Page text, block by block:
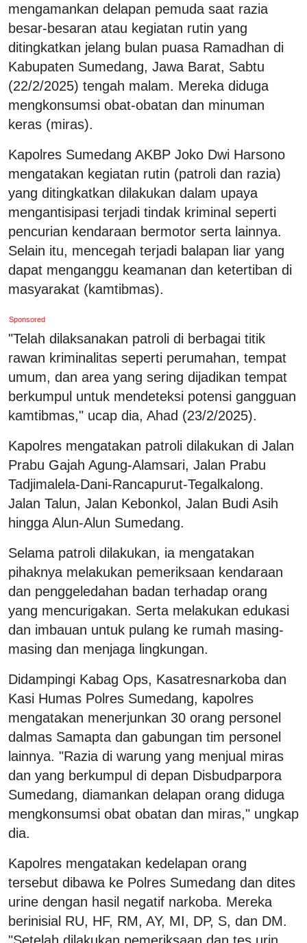
mengamankan delapan pemuda saat razia
besar-besaran atau kegiatan rutin yang
ditingkatkan jelang bulan puasa Ramadhan di
Kabupaten Sumedang, Jawa Barat, Sabtu
(22/2/2025) tengah malam. Mereka diduga
mengkonsumsi obat-obatan dan minuman
keras (miras).
Kapolres Sumedang AKBP Joko Dwi Harsono
mengatakan kegiatan rutin (patroli dan razia)
yang ditingkatkan dilakukan dalam upaya
mengantisipasi terjadi tindak kriminal seperti
pencurian kendaraan bermotor serta lainnya.
Selain itu, mencegah terjadi balapan liar yang
dapat menganggu keamanan dan ketertiban di
masyarakat (kamtibmas).
Sponsored
"Telah dilaksanakan patroli di berbagai titik
rawan kriminalitas seperti perumahan, tempat
umum, dan area yang sering dijadikan tempat
berkumpul untuk mendeteksi potensi gangguan
kamtibmas," ucap dia, Ahad (23/2/2025).
Kapolres mengatakan patroli dilakukan di Jalan
Prabu Gajah Agung-Alamsari, Jalan Prabu
Tadjimalela-Dani-Rancapurut-Tegalkalong.
Jalan Talun, Jalan Kebonkol, Jalan Budi Asih
hingga Alun-Alun Sumedang.
Selama patroli dilakukan, ia mengatakan
pihaknya melakukan pemeriksaan kendaraan
dan penggeledahan badan terhadap orang
yang mencurigakan. Serta melakukan edukasi
dan imbauan untuk pulang ke rumah masing-
masing dan menjaga lingkungan.
Didampingi Kabag Ops, Kasatresnarkoba dan
Kasi Humas Polres Sumedang, kapolres
mengatakan menerjunkan 30 orang personel
dalmas Samapta dan gabungan tim personel
lainnya. "Razia di warung yang menjual miras
dan yang berkumpul di depan Disbudparpora
Sumedang, diamankan delapan orang diduga
mengkonsumsi obat obatan dan miras," ungkap
dia.
Kapolres mengatakan kedelapan orang
tersebut dibawa ke Polres Sumedang dan dites
urine dengan hasil negatif narkoba. Mereka
berinisial RU, HF, RM, AY, MI, DP, S, dan DM.